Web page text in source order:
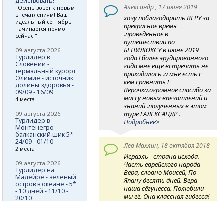
Александр , 17 июня 2019
хочу поблагодарить ВЕРУ за
прекрасное время
.проведенное в
путешествии по
БЕНИЛЮКСУ в июне 2019
года ! более эрудированного
гида мне еще встречать не
приходилось .а мне есть с
кем сравнить !
Верочка.огромное спасибо за
массу новых впечатлений и
знаний .полученных в этом
туре ! АЛЕКСАНДР .
Подробнее>
Лев Махлин, 18 октября 2018
Исраэль - страна исхода.
Часть еврейского народа
Вера, словно Моисей, По
Япану десять дней. Вера -
наша сёгунесса. Полюбили
мы её. Она классная гидесса!
"Осень зовёт к новым
впечатлениям! Ваш
идеальный сентябрь
начинается прямо
сейчас!"
09 августа 2026
Турлидер в
Словении -
термальный курорт
Олимие - источник
долины здоровья -
09/09 - 16/09
4 места
09 августа 2026
Турлидер в
Монтенегро -
балканский шик 5* -
24/09 - 01/10
2 места
09 августа 2026
Турлидер на
Мадейре - зеленый
остров в океане - 5*
- 10 дней - 11/10 -
20/10